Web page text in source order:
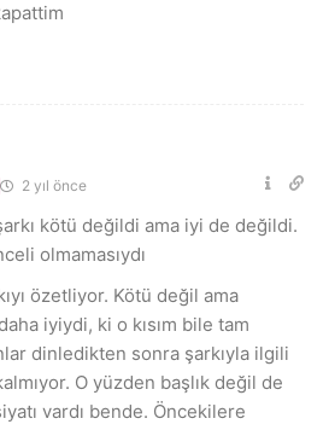
2 yıl önce
kötü değildi ama iyi de değildi.
olmamasıydı
özetliyor. Kötü değil ama
iyiydi, ki o kısım bile tam
dinledikten sonra şarkıyla ilgili
O yüzden başlık değil de
vardı bende. Öncekilere